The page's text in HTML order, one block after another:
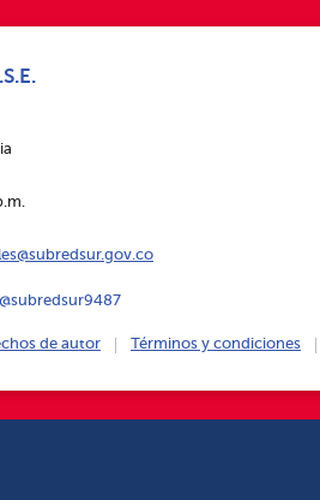
@subredsur9487
de autor Términos y condiciones